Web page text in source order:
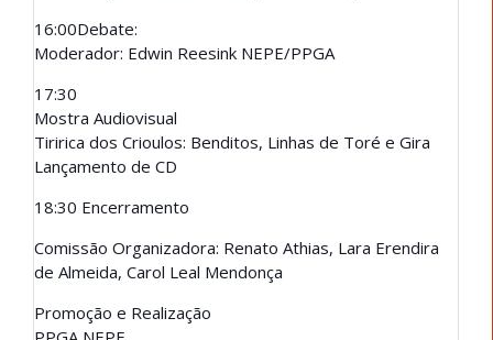
16:00Debate:
Moderador: Edwin Reesink NEPE/PPGA
17:30
Mostra Audiovisual
Tiririca dos Crioulos: Benditos, Linhas de Toré e Gira
Lançamento de CD
18:30 Encerramento
Comissão Organizadora: Renato Athias, Lara Erendira
de Almeida, Carol Leal Mendonça
Promoção e Realização